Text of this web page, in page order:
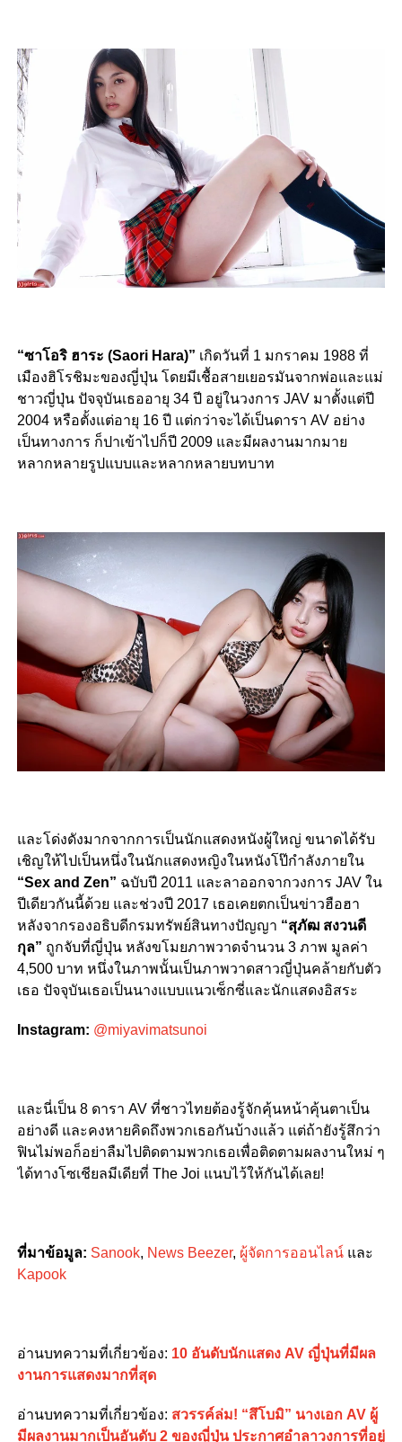
“ซาโอริ ฮาระ (Saori Hara)” เกิดวันที่ 1 มกราคม 1988 ที่
เมืองฮิโรชิมะของญี่ปุ่น โดยมีเชื้อสายเยอรมันจากพ่อและแม่
ชาวญี่ปุ่น ปัจจุบันเธออายุ 34 ปี อยู่ในวงการ JAV มาตั้งแต่ปี
2004 หรือตั้งแต่อายุ 16 ปี แต่กว่าจะได้เป็นดารา AV อย่าง
เป็นทางการ ก็ปาเข้าไปก็ปี 2009 และมีผลงานมากมาย
หลากหลายรูปแบบและหลากหลายบทบาท
และโด่งดังมากจากการเป็นนักแสดงหนังผู้ใหญ่ ขนาดได้รับ
เชิญให้ไปเป็นหนึ่งในนักแสดงหญิงในหนังโป๊กำลังภายใน
“Sex and Zen” ฉบับปี 2011 และลาออกจากวงการ JAV ใน
ปีเดียวกันนี้ด้วย และช่วงปี 2017 เธอเคยตกเป็นข่าวฮือฮา
หลังจากรองอธิบดีกรมทรัพย์สินทางปัญญา “สุภัฒ สงวนดี
กุล” ถูกจับที่ญี่ปุ่น หลังขโมยภาพวาดจำนวน 3 ภาพ มูลค่า
4,500 บาท หนึ่งในภาพนั้นเป็นภาพวาดสาวญี่ปุ่นคล้ายกับตัว
เธอ ปัจจุบันเธอเป็นนางแบบแนวเซ็กซี่และนักแสดงอิสระ
Instagram: @miyavimatsunoi
และนี่เป็น 8 ดารา AV ที่ชาวไทยต้องรู้จักคุ้นหน้าคุ้นตาเป็น
อย่างดี และคงหายคิดถึงพวกเธอกันบ้างแล้ว แต่ถ้ายังรู้สึกว่า
ฟินไม่พอก็อย่าลืมไปติดตามพวกเธอเพื่อติดตามผลงานใหม่ ๆ
ได้ทางโซเชียลมีเดียที่ The Joi แนบไว้ให้กันได้เลย!
ที่มาข้อมูล: Sanook, News Beezer, ผู้จัดการออนไลน์และ
Kapook
อ่านบทความที่เกี่ยวข้อง: 10 อันดับนักแสดง AV ญี่ปุ่นที่มีผล
งานการแสดงมากที่สุด
อ่านบทความที่เกี่ยวข้อง: สวรรค์ล่ม! “สึโบมิ” นางเอก AV ผู้
มีผลงานมากเป็นอันดับ 2 ของญี่ปุ่น ประกาศอำลาวงการที่อยู่